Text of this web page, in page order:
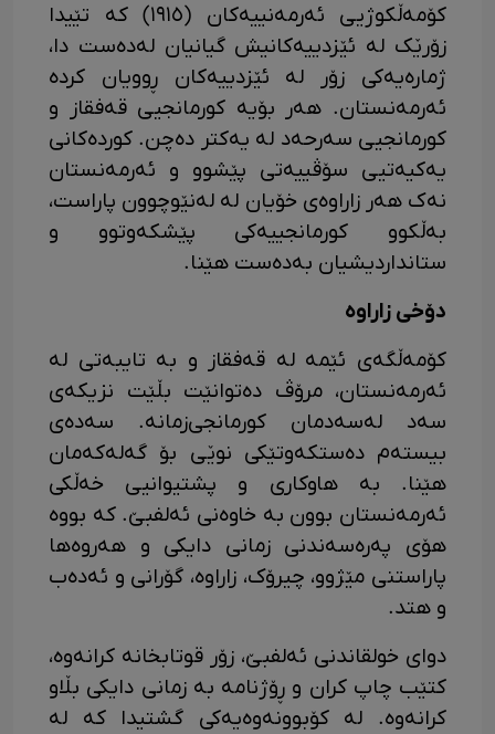
کۆمەڵکوژیی ئەرمەنییەکان (١٩١٥) کە تێیدا
زۆرێک لە ئێزدییەکانیش گیانیان لەدەست دا،
ژمارەیەکی زۆر لە ئێزدییەکان ڕوویان کردە
ئەرمەنستان. هەر بۆیە کورمانجیی قەفقاز و
کورمانجیی سەرحەد لە یەکتر دەچن. کوردەکانی
یەکیەتیی سۆڤییەتی پێشوو و ئەرمەنستان
نەک هەر زاراوەی خۆیان لە لەنێوچوون پاراست،
بەڵکوو کورمانجییەکی پێشکەوتوو و
ستانداردیشیان بەدەست هێنا.
دۆخی زاراوە
کۆمەڵگەی ئێمە لە قەفقاز و بە تایبەتی لە
ئەرمەنستان، مرۆڤ دەتوانێت بڵێت نزیکەی
سەد لەسەدمان کورمانجی‌زمانە. سەدەی
بیستەم دەستکەوتێکی نوێی بۆ گەلەکەمان
هێنا. بە هاوکاری و پشتیوانیی خەڵکی
ئەرمەنستان بوون بە خاوەنی ئەلفبێ. کە بووە
هۆی پەرەسەندنی زمانی دایکی و هەروەها
پاراستنی مێژوو، چیرۆک، زاراوە، گۆرانی و ئەدەب
و هتد.
دوای خولقاندنی ئەلفبێ، زۆر قوتابخانە کرانەوە،
کتێب چاپ کران و ڕۆژنامە بە زمانی دایکی بڵاو
کرانەوە. لە کۆبوونەوەیەکی گشتیدا کە لە